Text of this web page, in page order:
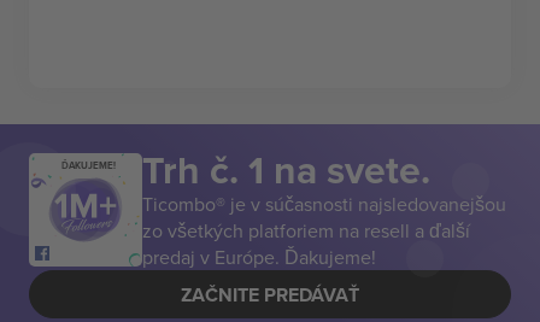
ĎAKUJEME! Trh č. 1 na svete.
Ticombo® je v súčasnosti najsledovanejšou
zo všetkých platforiem na resell a ďalší
predaj v Európe. Ďakujeme!
ZAČNITE PREDÁVAŤ